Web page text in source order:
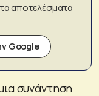
αποτελέσματα
Google
συνάντηση